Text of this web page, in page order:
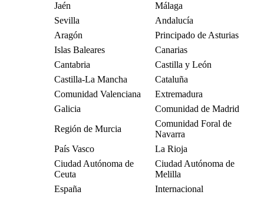
Jaén
Málaga
Sevilla
Andalucía
Aragón
Principado de Asturias
Islas Baleares
Canarias
Cantabria
Castilla y León
Castilla-La Mancha
Cataluña
Comunidad Valenciana
Extremadura
Galicia
Comunidad de Madrid
Región de Murcia
Comunidad Foral de
Navarra
País Vasco
La Rioja
Ciudad Autónoma de
Ceuta
Ciudad Autónoma de
Melilla
España
Internacional